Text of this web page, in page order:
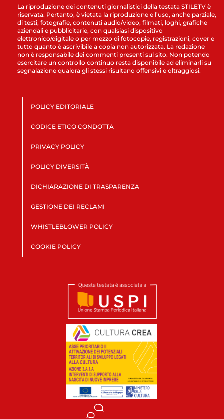
La riproduzione dei contenuti giornalistici della testata STILETV è
riservata. Pertanto, è vietata la riproduzione e l’uso, anche parziale,
di testi, fotografie, contenuti audio/video, filmati, loghi, grafiche
aziendali e pubblicitarie, con qualsiasi dispositivo
elettronico/digitale o per mezzo di fotocopie, registrazioni, cover e
tutto quanto è ascrivibile a copia non autorizzata. La redazione
non è responsabile dei commenti presenti sul sito. Non potendo
esercitare un controllo continuo resta disponibile ad eliminarli su
segnalazione qualora gli stessi risultano offensivi e oltraggiosi.
POLICY EDITORIALE
CODICE ETICO CONDOTTA
PRIVACY POLICY
POLICY DIVERSITÀ
DICHIARAZIONE DI TRASPARENZA
GESTIONE DEI RECLAMI
WHISTLEBLOWER POLICY
COOKIE POLICY